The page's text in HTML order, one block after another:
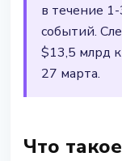
в течение
событий.
$13,5 млрд
27 марта.
Что